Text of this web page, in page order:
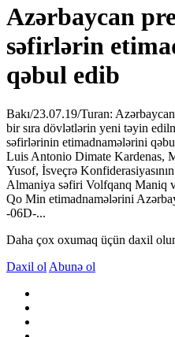
Azərbaycan
səfirlərin
qəbul edib
Bakı/23.07.19/Turan:
bir sıra dövlətlərin yeni təyin
səfirlərinin etimadnamələrini
Luis Antonio Dimate Kardenas,
Yusof, İsveçrə
Almaniya səfiri Volfqanq Maniq
Qo Min etimadnamələrini
-06D-...
Daha çox oxumaq üçün daxil
Daxil ol Abunə ol